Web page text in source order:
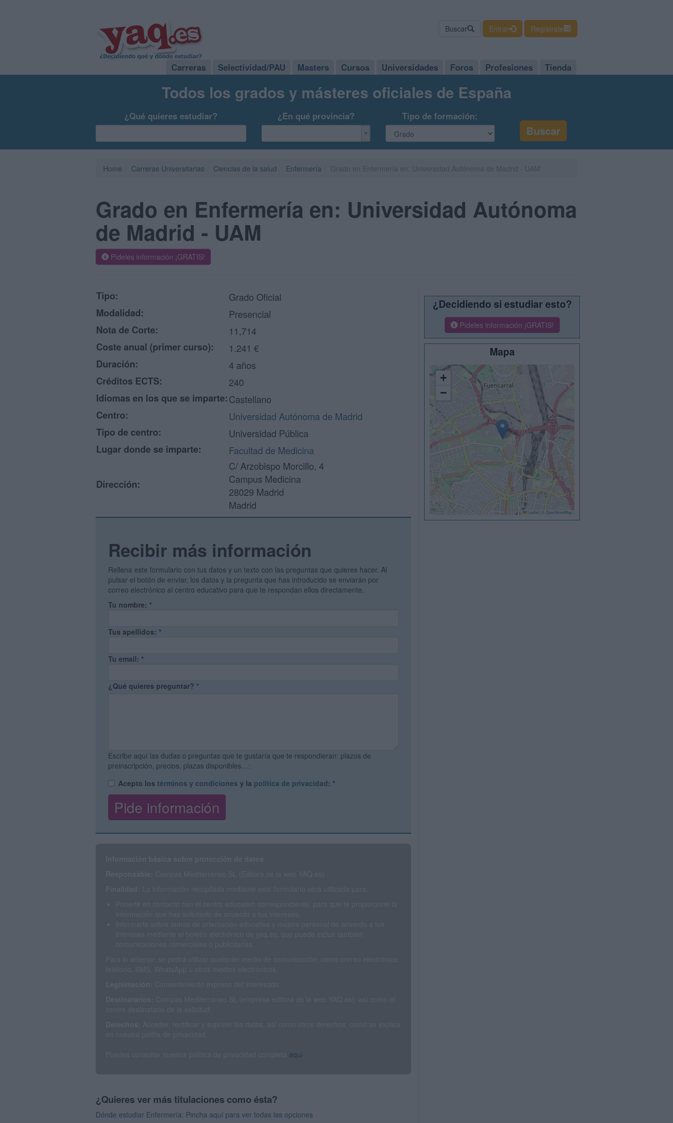
Buscar Entrar Regístrate
Carreras Selectividad/PAU Masters Cursos Universidades Foros Profesiones Tienda
Todos los grados y másteres oficiales de España
¿Qué quieres estudiar? ¿En qué provincia? Tipo de formación:
Home Carreras Universitarias Ciencias de la salud Enfermería
Grado en Enfermería en: Universidad Autónoma
de Madrid - UAM
Pídeles información ¡GRATIS!
Tipo:
Grado Oficial
Modalidad:
Presencial
Nota de Corte:
11,714
Coste anual (primer curso):
1.241 €
Duración:
4 años
Créditos ECTS:
240
Idiomas en los que se imparte:Castellano
Centro:
Universidad Autónoma de Madrid
Tipo de centro:
Universidad Pública
Lugar donde se imparte:
Facultad de Medicina
Dirección:
C/ Arzobispo Morcillo, 4
Campus Medicina
28029 Madrid
Madrid
Recibir más información
Rellena este formulario con tus datos y un texto con las preguntas que quieres hacer. Al
pulsar el botón de enviar, los datos y la pregunta que has introducido se enviarán por
correo electrónico al centro educativo para que te respondan ellos directamente.
Tu nombre: *
Tus apellidos: *
Tu email: *
¿Qué quieres preguntar? *
Escribe aquí las dudas o preguntas que te gustaría que te respondieran: plazos de
preinscripción, precios, plazas disponibles…:
Acepto los términos y condiciones y la política de privacidad: *
aquí
¿Quieres ver más titulaciones como ésta?
Dónde estudiar Enfermería: Pincha aquí para ver todas las opciones
¿Decidiendo si estudiar esto?
Pídeles información ¡GRATIS!
Mapa
+
−
Leaflet © OpenStreetMap